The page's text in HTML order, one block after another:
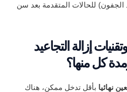
الجفون) للحالات المتقدمة بعد سن
إزالة التجاعيد
كل منها؟
نهائيا بأقل تدخل ممكن، هناك